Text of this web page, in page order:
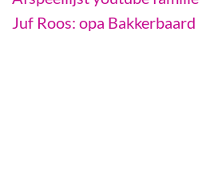
Juf Roos: opa Bakkerbaard